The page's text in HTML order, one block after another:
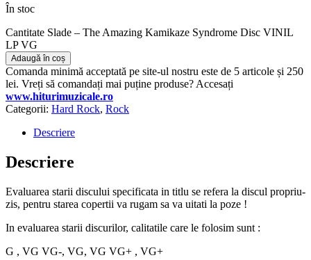
În stoc
Cantitate Slade – The Amazing Kamikaze Syndrome Disc VINIL
LP VG
Adaugă în coș
Comanda minimă acceptată pe site-ul nostru este de 5 articole și 250
lei. Vreți să comandați mai puține produse? Accesați
www.hiturimuzicale.ro
Categorii: Hard Rock, Rock
Descriere
Descriere
Evaluarea starii discului specificata in titlu se refera la discul propriu-
zis, pentru starea copertii va rugam sa va uitati la poze !
In evaluarea starii discurilor, calitatile care le folosim sunt :
G , VG VG-, VG, VG VG+ , VG+